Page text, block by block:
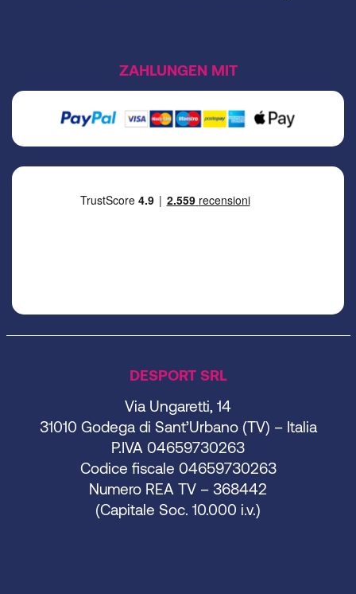
DESPORT SRL
Via Ungaretti, 14
31010 Godega di Sant’Urbano (TV) – Italia
P.IVA 04659730263
Codice fiscale 04659730263
Numero REA TV – 368442
(Capitale Soc. 10.000 i.v.)
ZAHLUNGEN MIT